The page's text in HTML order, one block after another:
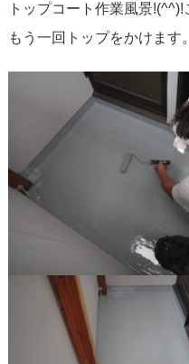
トップコート作業風景
もう一回トップをかけます